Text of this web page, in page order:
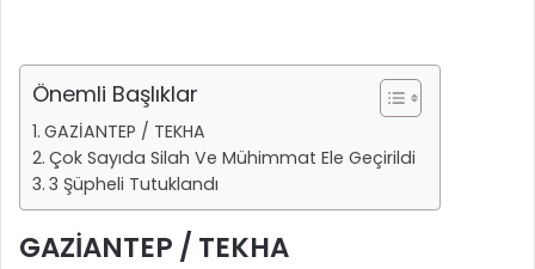
Önemli Başlıklar
GAZİANTEP / TEKHA
Çok Sayıda Silah Ve Mühimmat Ele Geçirildi
3 Şüpheli Tutuklandı
GAZİANTEP / TEKHA